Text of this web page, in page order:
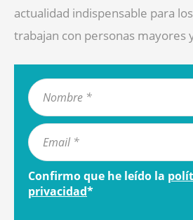
actualidad indispensable para
trabajan con personas mayores
Confirmo que he leído la
privacidad*